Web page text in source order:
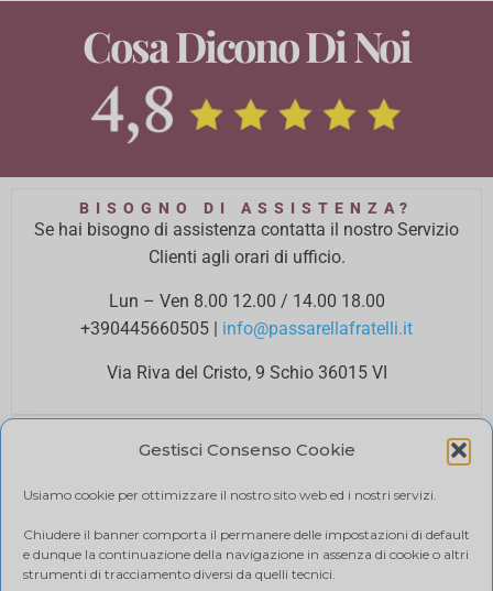
Gestisci Consenso Cookie
Usiamo cookie per ottimizzare il nostro sito web ed i nostri servizi.
Chiudere il banner comporta il permanere delle impostazioni di default
e dunque la continuazione della navigazione in assenza di cookie o altri
strumenti di tracciamento diversi da quelli tecnici.
Cosa Dicono Di Noi
BISOGNO DI ASSISTENZA?
Se hai bisogno di assistenza contatta il nostro Servizio
Clienti agli orari di ufficio.
Lun – Ven 8.00 12.00 / 14.00 18.00
+390445660505 | info@passarellafratelli.it
Via Riva del Cristo, 9 Schio 36015 VI
I tuoi pagamenti online sono protetti e accettiamo il
RIMBORSI E RESI
Politica di reso
SPEDIZIONE